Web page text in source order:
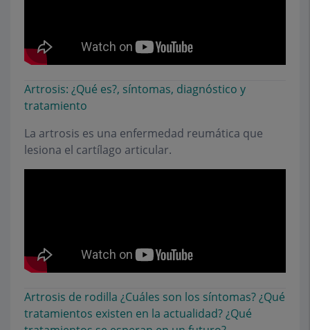
Artrosis: ¿Qué es?, síntomas, diagnóstico y
tratamiento
La artrosis es una enfermedad reumática que
lesiona el cartílago articular.
Artrosis de rodilla ¿Cuáles son los síntomas? ¿Qué
tratamientos existen en la actualidad? ¿Qué